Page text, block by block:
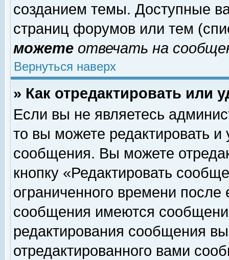
созданием темы. Доступные
страниц форумов или тем
можете отвечать на
Вернуться наверх
» Как отредактировать или
Если вы не являетесь
то вы можете редактировать и
сообщения. Вы можете
кнопку «Редактировать
ограниченного времени
сообщения имеются
редактирования сообщения
отредактированного вами